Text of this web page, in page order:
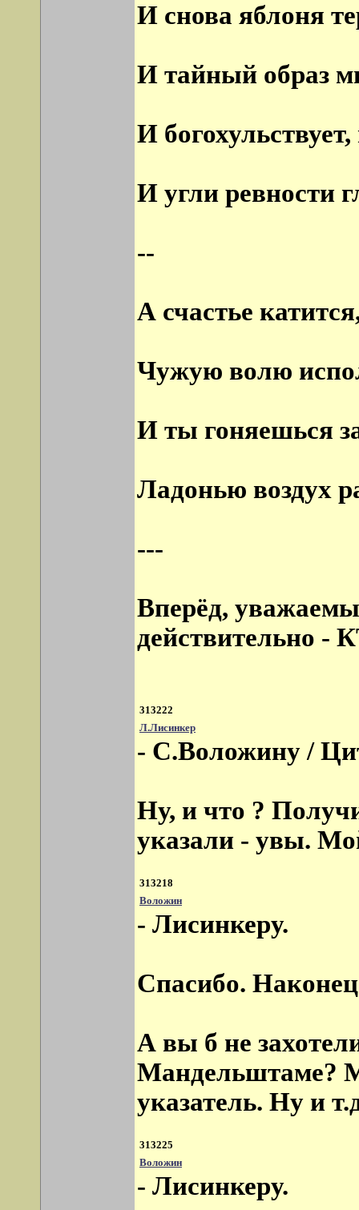
И снова яблоня
И тайный образ
И
И угли ревности
--
А счастье
Чужую волю
И ты гоняешься
Ладонью воздух
---
Вперёд,
действительно
313222
Л.Лисинкер
- С.Воложину /
Ну, и что ?
указали - увы.
313218
Воложин
- Лисинкеру.
Спасибо.
А вы б не
Мандельштаме?
указатель. Ну и
313225
Воложин
- Лисинкеру.